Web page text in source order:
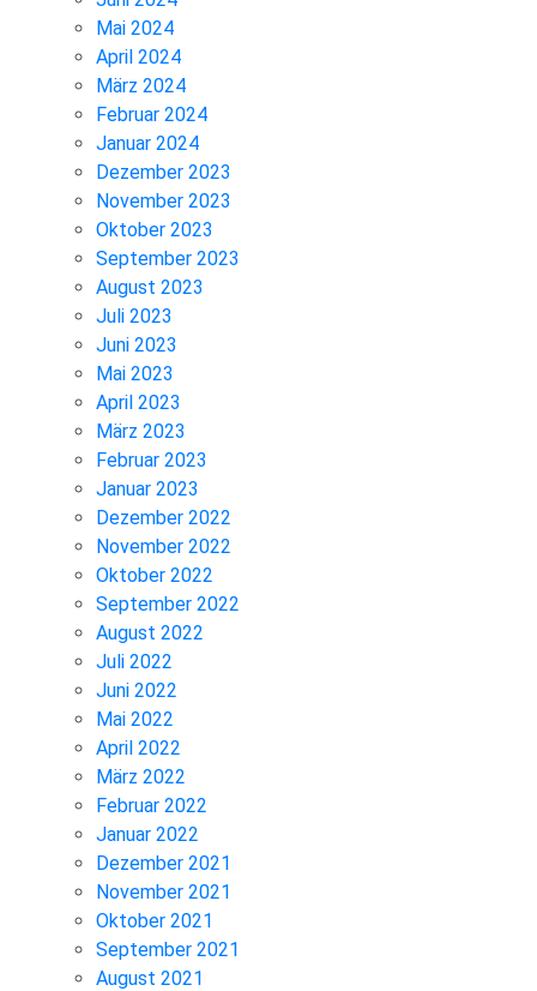
Mai 2024
April 2024
März 2024
Februar 2024
Januar 2024
Dezember 2023
November 2023
Oktober 2023
September 2023
August 2023
Juli 2023
Juni 2023
Mai 2023
April 2023
März 2023
Februar 2023
Januar 2023
Dezember 2022
November 2022
Oktober 2022
September 2022
August 2022
Juli 2022
Juni 2022
Mai 2022
April 2022
März 2022
Februar 2022
Januar 2022
Dezember 2021
November 2021
Oktober 2021
September 2021
August 2021